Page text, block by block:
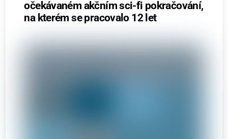
očekávaném akčním sci-fi pokračování,
na kterém se pracovalo 12 let